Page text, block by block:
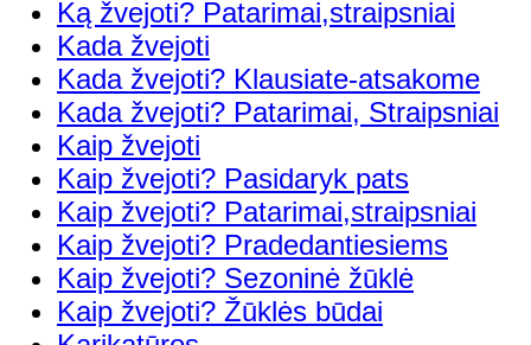
Ką žvejoti? Patarimai,straipsniai
Kada žvejoti
Kada žvejoti? Klausiate-atsakome
Kada žvejoti? Patarimai, Straipsniai
Kaip žvejoti
Kaip žvejoti? Pasidaryk pats
Kaip žvejoti? Patarimai,straipsniai
Kaip žvejoti? Pradedantiesiems
Kaip žvejoti? Sezoninė žūklė
Kaip žvejoti? Žūklės būdai